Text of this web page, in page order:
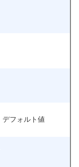
デフォルト値